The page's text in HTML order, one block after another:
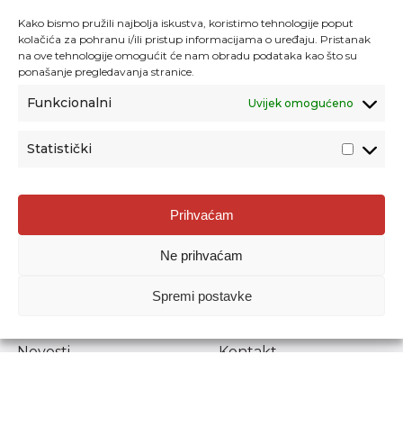
Kako bismo pružili najbolja iskustva, koristimo tehnologije poput
kolačića za pohranu i/ili pristup informacijama o uređaju. Pristanak
na ove tehnologije omogućit će nam obradu podataka kao što su
ponašanje pregledavanja stranice.
Funkcionalni Uvijek omogućeno
Statistički
Prihvaćam
Ne prihvaćam
Spremi postavke
Agencija za odgoj i obrazovanje
Donje Svetice 38, 10000 Zagreb
1778129
Prenošenje sadržaja dopušteno je uz navođenje izvora.
Novosti
Kontakt